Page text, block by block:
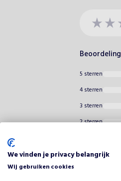
Beoordeling
5 sterren
4 sterren
3 sterren
2 sterren
We vinden je privacy belangrijk
Wij gebruiken cookies